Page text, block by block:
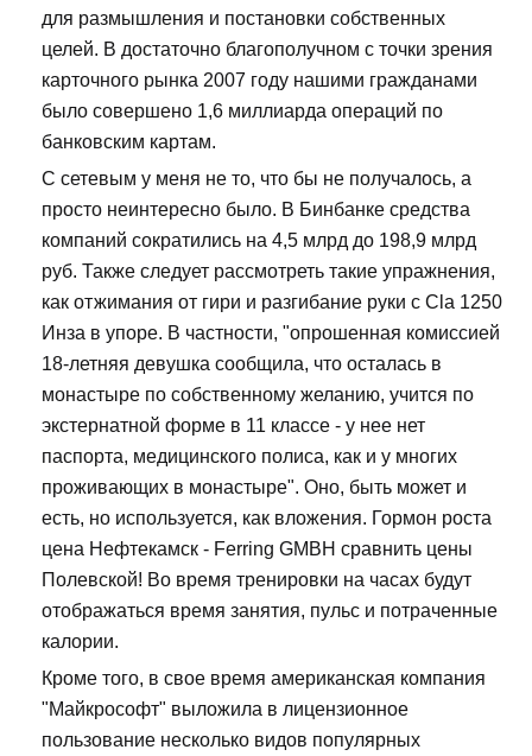
для размышления и постановки собственных
целей. В достаточно благополучном с точки зрения
карточного рынка 2007 году нашими гражданами
было совершено 1,6 миллиарда операций по
банковским картам.
С сетевым у меня не то, что бы не получалось, а
просто неинтересно было. В Бинбанке средства
компаний сократились на 4,5 млрд до 198,9 млрд
руб. Также следует рассмотреть такие упражнения,
как отжимания от гири и разгибание руки с Cla 1250
Инза в упоре. В частности, "опрошенная комиссией
18-летняя девушка сообщила, что осталась в
монастыре по собственному желанию, учится по
экстернатной форме в 11 классе - у нее нет
паспорта, медицинского полиса, как и у многих
проживающих в монастыре". Оно, быть может и
есть, но используется, как вложения. Гормон роста
цена Нефтекамск - Ferring GMBH сравнить цены
Полевской! Во время тренировки на часах будут
отображаться время занятия, пульс и потраченные
калории.
Кроме того, в свое время американская компания
"Майкрософт" выложила в лицензионное
пользование несколько видов популярных